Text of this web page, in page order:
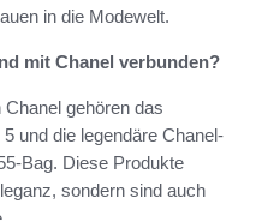
in die Modewelt.
mit Chanel verbunden?
gehören das
und die legendäre Chanel-
Bag. Diese Produkte
sondern sind auch